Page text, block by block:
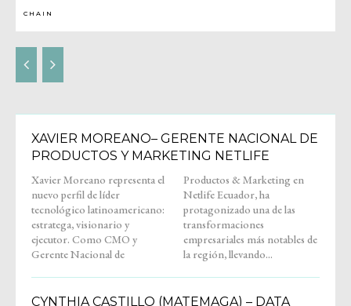
CHAIN
XAVIER MOREANO– GERENTE NACIONAL DE
PRODUCTOS Y MARKETING NETLIFE
Xavier Moreano representa el
nuevo perfil de líder
tecnológico latinoamericano:
estratega, visionario y
ejecutor. Como CMO y
Gerente Nacional de
Productos & Marketing en
Netlife Ecuador, ha
protagonizado una de las
transformaciones
empresariales más notables de
la región, llevando...
CYNTHIA CASTILLO (MATEMAGA) – DATA